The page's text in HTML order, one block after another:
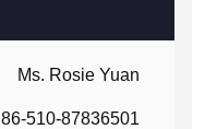
Ms. Rosie Yuan
86-510-87836501